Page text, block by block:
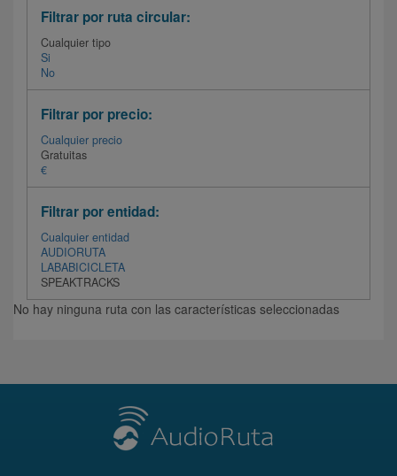
Filtrar por ruta circular:
Cualquier tipo
Si
No
Filtrar por precio:
Cualquier precio
Gratuitas
€
Filtrar por entidad:
Cualquier entidad
AUDIORUTA
LABABICICLETA
SPEAKTRACKS
No hay ninguna ruta con las características seleccionadas